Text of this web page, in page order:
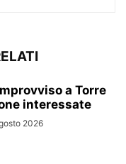
a Torre
interessate
2026